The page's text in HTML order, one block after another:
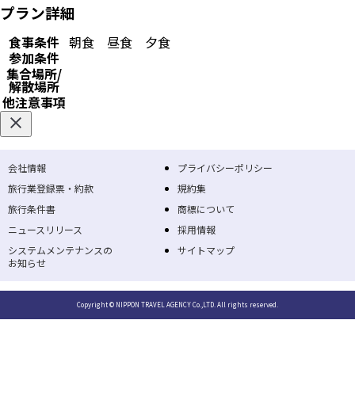
プラン詳細
食事条件 朝食 昼食 夕食
参加条件
集合場所/
解散場所
他注意事項
会社情報
プライバシーポリシー
旅行業登録票・約款
規約集
旅行条件書
商標について
ニュースリリース
採用情報
システムメンテナンスの
お知らせ
サイトマップ
Copyright © NIPPON TRAVEL AGENCY Co.,LTD. All rights reserved.